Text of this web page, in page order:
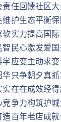
任回馈社区
护生态平衡
实力提高国
民心激发爱
应变主动求
只争朝夕真
在在成效经
争力构筑护
百年老店成